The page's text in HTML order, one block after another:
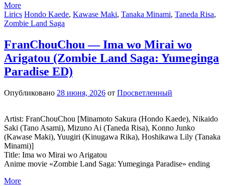
More
Lirics Hondo Kaede, Kawase Maki, Tanaka Minami, Taneda Risa,
Zombie Land Saga
FranChouChou — Ima wo Mirai wo
Arigatou (Zombie Land Saga: Yumeginga
Paradise ED)
Опубликовано 28 июня, 2026 от Просветленный
Artist: FranChouChou [Minamoto Sakura (Hondo Kaede), Nikaido
Saki (Tano Asami), Mizuno Ai (Taneda Risa), Konno Junko
(Kawase Maki), Yuugiri (Kinugawa Rika), Hoshikawa Lily (Tanaka
Minami)]
Title: Ima wo Mirai wo Arigatou
Anime movie «Zombie Land Saga: Yumeginga Paradise» ending
More